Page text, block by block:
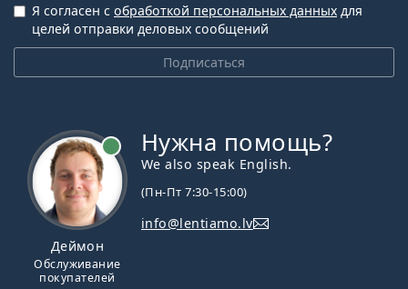
Подписаться
Я согласен с обработкой персональных данных для
целей отправки деловых сообщений
Деймон
Обслуживание
покупателей
Нужна помощь?
We also speak English.
(Пн-Пт 7:30-15:00)
info@lentiamo.lv